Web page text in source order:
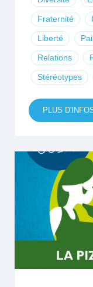
Fraternité
Liberté
Relations
Stéréotypes
PLUS